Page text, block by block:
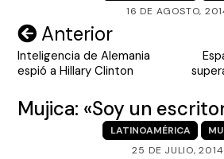
16 DE AGOSTO,
Navegación
de
Anterior
Inteligencia de Alemania
espió a Hillary Clinton
Mujica: «Soy un
LATINOAMÉRICA
25 DE JULIO, 2014